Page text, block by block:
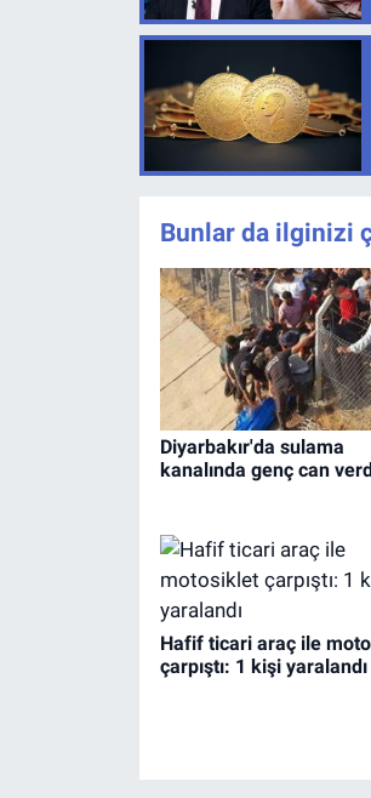
Bunlar da ilginizi
Diyarbakır'da sulama
kanalında genç can
Hafif ticari araç ile
çarpıştı: 1 kişi yaralandı